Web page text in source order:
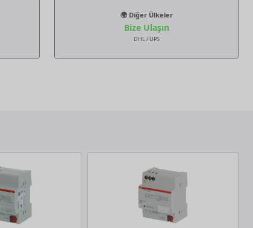
🌍 Diğer Ülkeler
Bize Ulaşın
DHL / UPS